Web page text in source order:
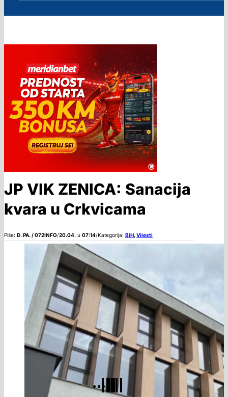
JP VIK ZENICA: Sanacija
kvara u Crkvicama
Piše: D. PA. / 072INFO/20.04. u 07:14/Kategorija: BiH,Vijesti